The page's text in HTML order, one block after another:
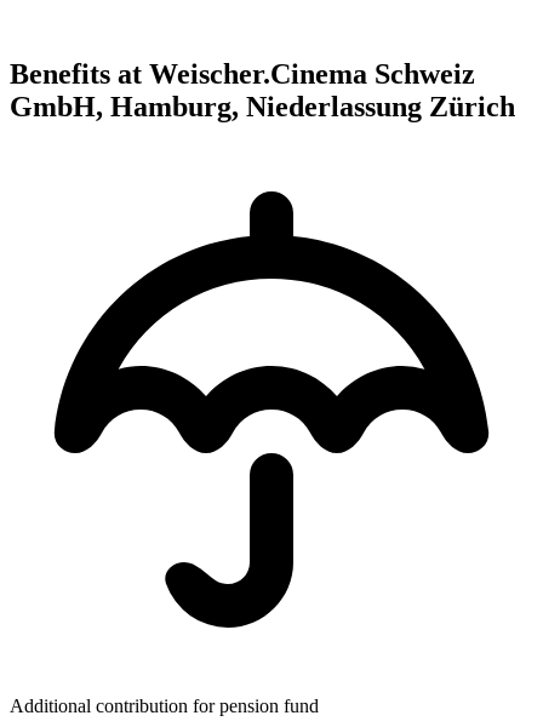
Benefits at Weischer.Cinema Schweiz
GmbH, Hamburg, Niederlassung Zürich
Additional contribution for pension fund